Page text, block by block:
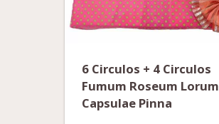
6 Circulos + 4 Circulos
Fumum Roseum Lorum
Capsulae Pinna